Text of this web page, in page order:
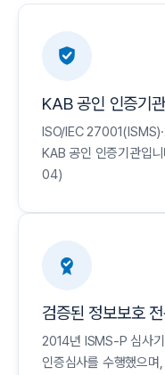
KAB 공인 인증기관
ISO/IEC
KAB 공인 인증기관입
04)
검증된 정보보호
2014년 ISMS-P 심사
인증심사를 수행했으며